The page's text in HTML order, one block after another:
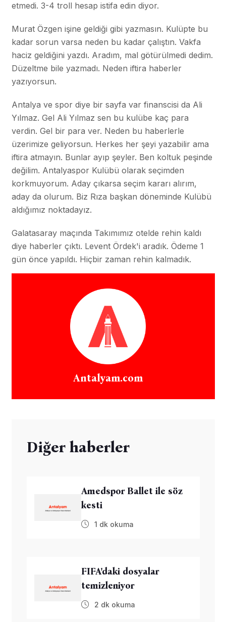
etmedi. 3-4 troll hesap istifa edin diyor.
Murat Özgen işine geldiği gibi yazmasın. Kulüpte bu
kadar sorun varsa neden bu kadar çalıştın. Vakfa
haciz geldiğini yazdı. Aradım, mal götürülmedi dedim.
Düzeltme bile yazmadı. Neden iftira haberler
yazıyorsun.
Antalya ve spor diye bir sayfa var finanscisi da Ali
Yılmaz. Gel Ali Yılmaz sen bu kulübe kaç para
verdin. Gel bir para ver. Neden bu haberlerle
üzerimize geliyorsun. Herkes her şeyi yazabilir ama
iftira atmayın. Bunlar ayıp şeyler. Ben koltuk peşinde
değilim. Antalyaspor Kulübü olarak seçimden
korkmuyorum. Aday çıkarsa seçim kararı alırım,
aday da olurum. Biz Rıza başkan döneminde Kulübü
aldığımız noktadayız.
Galatasaray maçında Takımımız otelde rehin kaldı
diye haberler çıktı. Levent Ördek'i aradık. Ödeme 1
gün önce yapıldı. Hiçbir zaman rehin kalmadık.
Antalyam.com
Diğer haberler
Amedspor Ballet ile söz
kesti
1 dk okuma
FIFA'daki dosyalar
temizleniyor
2 dk okuma